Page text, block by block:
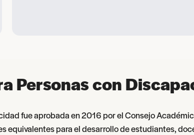
Personas con
fue aprobada en 2016 por el Consejo
equivalentes para el desarrollo de estudiantes,